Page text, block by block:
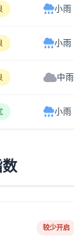
小雨
小雨
中雨
小雨
较少开启